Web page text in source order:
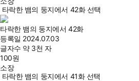
타락한 뱀의 둥지에서 42화 선택
타락한 뱀의 둥지에서 42화
등록일 2024.07.03
글자수 약 3천 자
100원
소장
타락한 뱀의 둥지에서 41화 선택